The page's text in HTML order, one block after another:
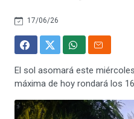
17/06/26
El sol asomará este
máxima de hoy rondará los